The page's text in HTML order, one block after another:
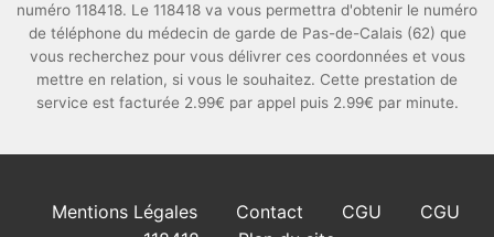
numéro 118418. Le 118418 va vous permettra d'obtenir le numéro
de téléphone du médecin de garde de Pas-de-Calais (62) que
vous recherchez pour vous délivrer ces coordonnées et vous
mettre en relation, si vous le souhaitez. Cette prestation de
service est facturée 2.99€ par appel puis 2.99€ par minute.
Mentions Légales Contact CGU
CGU